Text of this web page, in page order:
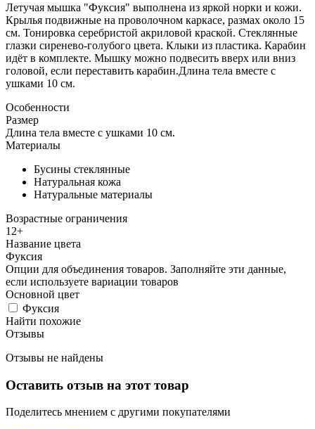
Летучая мышка "Фуксия" выполнена из яркой норки и кожи.
Крылья подвижные на проволочном каркасе, размах около 15
см. Тонировка серебристой акриловой краской. Стеклянные
глазки сиренево-голубого цвета. Клыки из пластика. Карабин
идёт в комплекте. Мышку можно подвесить вверх или вниз
головой, если переставить карабин.Длина тела вместе с
ушками 10 см.
Особенности
Размер
Длина тела вместе с ушками 10 см.
Материалы
Бусины стеклянные
Натуральная кожа
Натуральные материалы
Возрастные ограничения
12+
Название цвета
Фуксия
Опции для объединения товаров. Заполняйте эти данные,
если используете вариации товаров
Основной цвет
Фуксия
Найти похожие
Отзывы
Отзывы не найдены
Оставить отзыв на этот товар
Поделитесь мнением с другими покупателями